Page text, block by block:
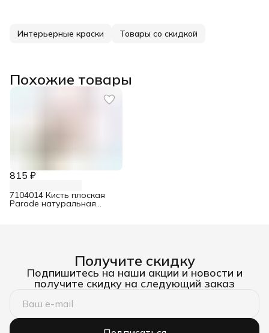
Интерьерные краски Товары со скидкой
Похожие товары
815 ₽
7104014 Кисть плоская
Parade натуральная
Получите скидку
Подпишитесь на наши акции и новости и
получите скидку на следующий заказ